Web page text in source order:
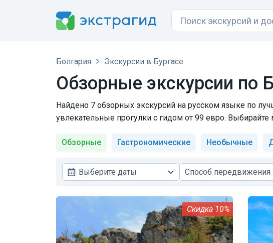
Болгария Экскурсии в Бургасе
Обзорные экскурсии по
Найдено 7 обзорных экскурсий на русском языке по
увлекательные прогулки с гидом от 99 евро.
Обзорные Гастрономические Необычные
Выберите даты Способ передвижения
10%